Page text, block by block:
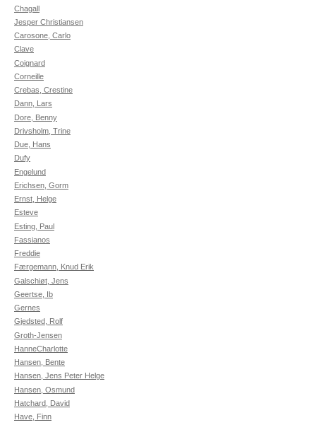
Chagall
Jesper Christiansen
Carosone, Carlo
Clave
Coignard
Corneille
Crebas, Crestine
Dann, Lars
Dore, Benny
Drivsholm, Trine
Due, Hans
Dufy
Engelund
Erichsen, Gorm
Ernst, Helge
Esteve
Esting, Paul
Fassianos
Freddie
Færgemann, Knud Erik
Galschiøt, Jens
Geertse, Ib
Gernes
Gjedsted, Rolf
Groth-Jensen
HanneCharlotte
Hansen, Bente
Hansen, Jens Peter Helge
Hansen, Osmund
Hatchard, David
Have, Finn